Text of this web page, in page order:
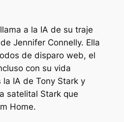
a la IA de su traje
Jennifer Connelly. Ella
de disparo web, el
con su vida
IA de Tony Stark y
satelital Stark que
Home.